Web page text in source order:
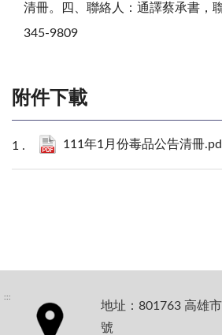
清冊。四、聯絡人：通譯蔡承書，
345-9809
附件下載
111年1月份毒品公告清冊
:::
地址：801763 高雄
號